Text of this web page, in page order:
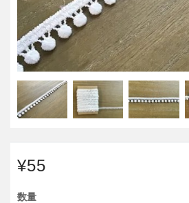
¥55
数量